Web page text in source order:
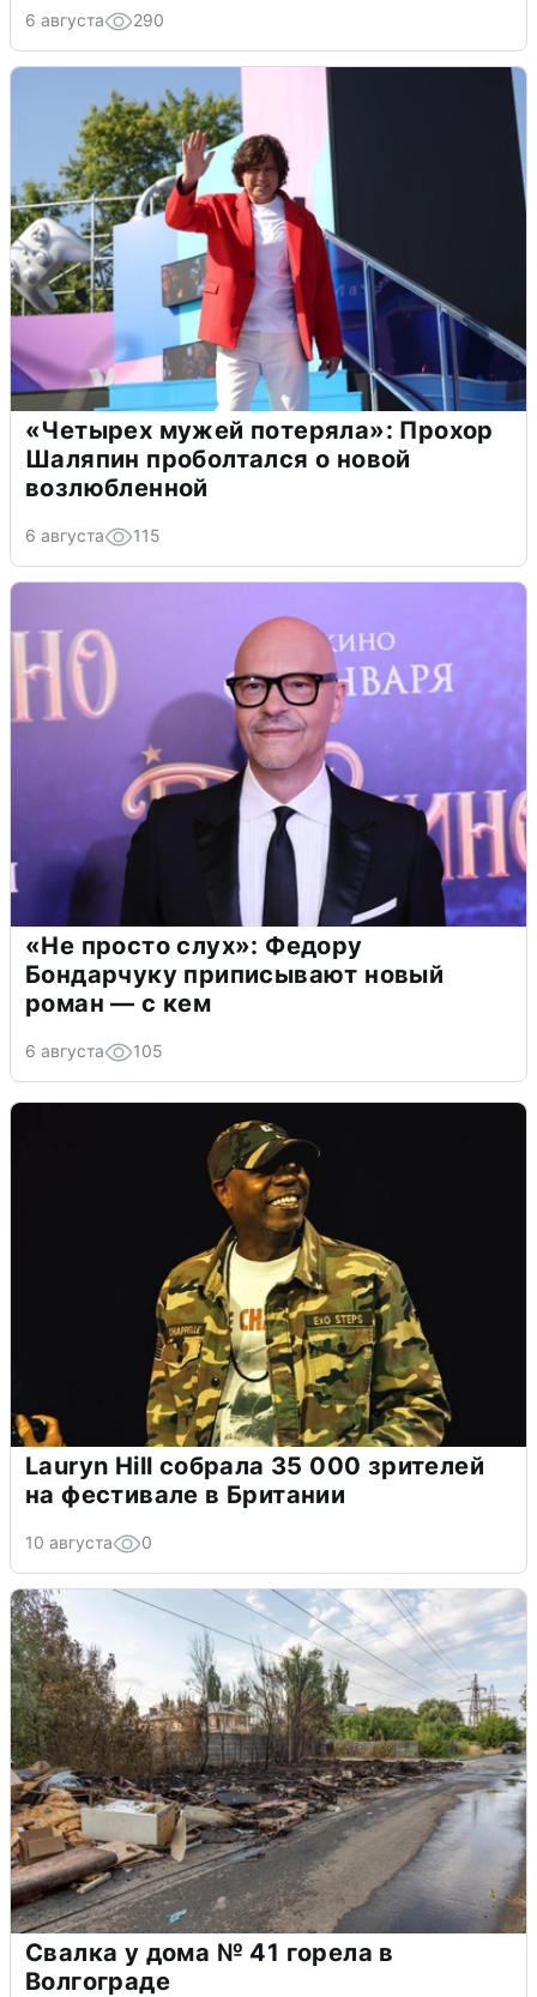
6 августа 290
«Четырех мужей потеряла»: Прохор
Шаляпин проболтался о новой
возлюбленной
6 августа 115
«Не просто слух»: Федору
Бондарчуку приписывают новый
роман — с кем
6 августа 105
Lauryn Hill собрала 35 000 зрителей
на фестивале в Британии
10 августа 0
Свалка у дома № 41 горела в
Волгограде